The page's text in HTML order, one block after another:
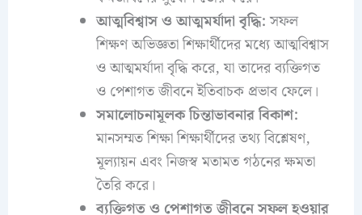
আত্মবিশ্বাস ও আত্মমর্যাদা বৃদ্ধি: সফল
শিক্ষণ অভিজ্ঞতা শিক্ষার্থীদের মধ্যে আত্মবিশ্বাস
ও আত্মমর্যাদা বৃদ্ধি করে, যা তাদের ব্যক্তিগত
ও পেশাগত জীবনে ইতিবাচক প্রভাব ফেলে।
সমালোচনামূলক চিন্তাভাবনার বিকাশ:
মানসম্মত শিক্ষা শিক্ষার্থীদের তথ্য বিশ্লেষণ,
মূল্যায়ন এবং নিজস্ব মতামত গঠনের ক্ষমতা
তৈরি করে।
ব্যক্তিগত ও পেশাগত জীবনে সফল হওয়ার